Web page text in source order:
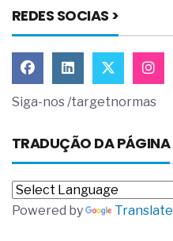
REDES SOCIAS >
Siga-nos /targetnormas
TRADUÇÃO DA PÁGINA
Powered by Translate